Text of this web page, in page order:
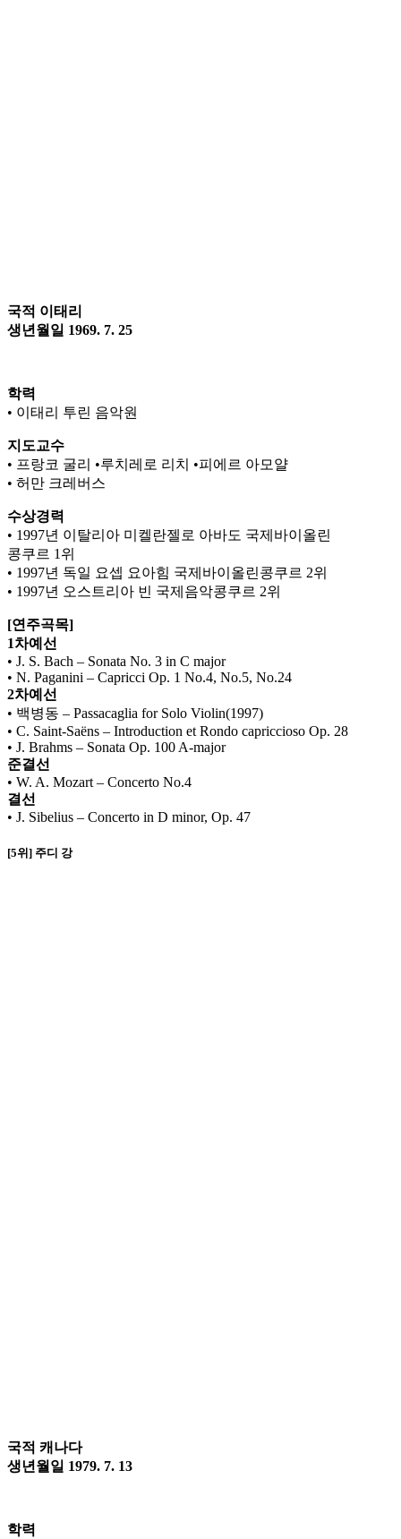
국적 이태리
생년월일 1969. 7. 25
학력
• 이태리 투린 음악원
지도교수
• 프랑코 굴리 •루치레로 리치 •피에르 아모얄
• 허만 크레버스
수상경력
• 1997년 이탈리아 미켈란젤로 아바도 국제바이올린
콩쿠르 1위
• 1997년 독일 요셉 요아힘 국제바이올린콩쿠르 2위
• 1997년 오스트리아 빈 국제음악콩쿠르 2위
[연주곡목]
1차예선
• J. S. Bach – Sonata No. 3 in C major
• N. Paganini – Capricci Op. 1 No.4, No.5, No.24
2차예선
• 백병동 – Passacaglia for Solo Violin(1997)
• C. Saint-Saëns – Introduction et Rondo capriccioso Op. 28
• J. Brahms – Sonata Op. 100 A-major
준결선
• W. A. Mozart – Concerto No.4
결선
• J. Sibelius – Concerto in D minor, Op. 47
[5위] 주디 강
국적 캐나다
생년월일 1979. 7. 13
학력